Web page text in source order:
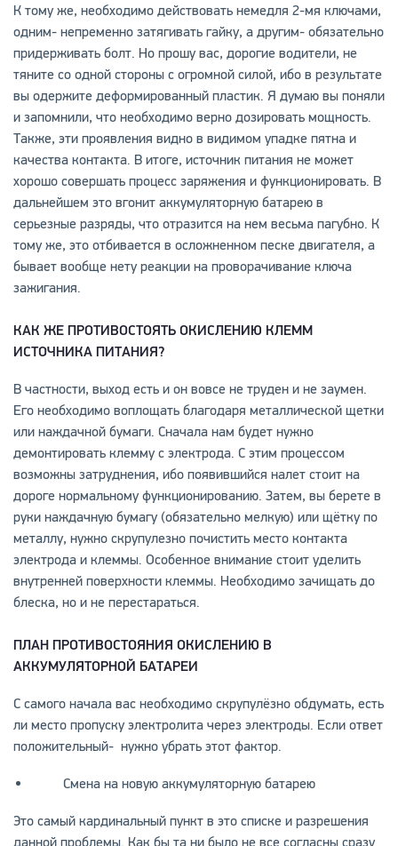
К тому же, необходимо действовать немедля 2-мя ключами,
одним- непременно затягивать гайку, а другим- обязательно
придерживать болт. Но прошу вас, дорогие водители, не
тяните со одной стороны с огромной силой, ибо в результате
вы одержите деформированный пластик. Я думаю вы поняли
и запомнили, что необходимо верно дозировать мощность.
Также, эти проявления видно в видимом упадке пятна и
качества контакта. В итоге, источник питания не может
хорошо совершать процесс заряжения и функционировать. В
дальнейшем это вгонит аккумуляторную батарею в
серьезные разряды, что отразится на нем весьма пагубно. К
тому же, это отбивается в осложненном песке двигателя, а
бывает вообще нету реакции на проворачивание ключа
зажигания.
КАК ЖЕ ПРОТИВОСТОЯТЬ ОКИСЛЕНИЮ КЛЕММ
ИСТОЧНИКА ПИТАНИЯ?
В частности, выход есть и он вовсе не труден и не заумен.
Его необходимо воплощать благодаря металлической щетки
или наждачной бумаги. Сначала нам будет нужно
демонтировать клемму с электрода. С этим процессом
возможны затруднения, ибо появившийся налет стоит на
дороге нормальному функционированию. Затем, вы берете в
руки наждачную бумагу (обязательно мелкую) или щётку по
металлу, нужно скрупулезно почистить место контакта
электрода и клеммы. Особенное внимание стоит уделить
внутренней поверхности клеммы. Необходимо зачищать до
блеска, но и не перестараться.
ПЛАН ПРОТИВОСТОЯНИЯ ОКИСЛЕНИЮ В
АККУМУЛЯТОРНОЙ БАТАРЕИ
С самого начала вас необходимо скрупулёзно обдумать, есть
ли место пропуску электролита через электроды. Если ответ
положительный- нужно убрать этот фактор.
Смена на новую аккумуляторную батарею
Это самый кардинальный пункт в это списке и разрешения
данной проблемы. Как бы та ни было не все согласны сразу